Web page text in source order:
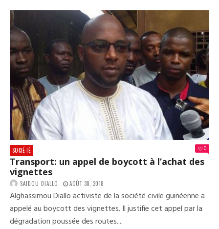
SOCIÉTÉ 0
Transport: un appel de boycott à l’achat des
vignettes
SAIDOU DIALLO AOÛT 30, 2018
Alghassimou Diallo activiste de la société civile guinéenne a
appelé au boycott des vignettes. Il justifie cet appel par la
dégradation poussée des routes....